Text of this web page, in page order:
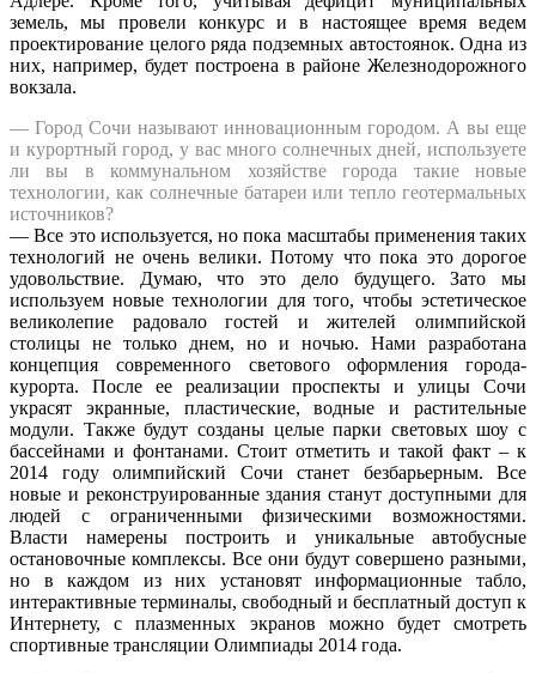
земель, мы провели конкурс и в настоящее время ведем
проектирование целого ряда подземных автостоянок. Одна из
них, например, будет построена в районе Железнодорожного
вокзала.
— Город Сочи называют инновационным городом. А вы еще
и курортный город, у вас много солнечных дней, используете
ли вы в коммунальном хозяйстве города такие новые
технологии, как солнечные батареи или тепло геотермальных
источников?
— Все это используется, но пока масштабы применения таких
технологий не очень велики. Потому что пока это дорогое
удовольствие. Думаю, что это дело будущего. Зато мы
используем новые технологии для того, чтобы эстетическое
великолепие радовало гостей и жителей олимпийской
столицы не только днем, но и ночью. Нами разработана
концепция современного светового оформления города-
курорта. После ее реализации проспекты и улицы Сочи
украсят экранные, пластические, водные и растительные
модули. Также будут созданы целые парки световых шоу с
бассейнами и фонтанами. Стоит отметить и такой факт – к
2014 году олимпийский Сочи станет безбарьерным. Все
новые и реконструированные здания станут доступными для
людей с ограниченными физическими возможностями.
Власти намерены построить и уникальные автобусные
остановочные комплексы. Все они будут совершено разными,
но в каждом из них установят информационные табло,
интерактивные терминалы, свободный и бесплатный доступ к
Интернету, с плазменных экранов можно будет смотреть
спортивные трансляции Олимпиады 2014 года.